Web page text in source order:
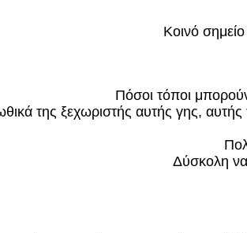
Κοινό
Πόσοι τόποι
της ξεχωριστής αυτής γης, αυτής
Δύσκολη να